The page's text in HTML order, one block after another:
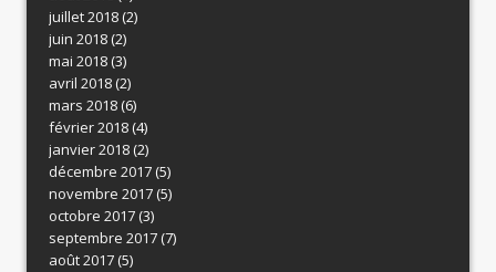
juillet 2018(2)
juin 2018(2)
mai 2018(3)
avril 2018(2)
mars 2018(6)
février 2018(4)
janvier 2018(2)
décembre 2017(5)
novembre 2017(5)
octobre 2017(3)
septembre 2017(7)
août 2017(5)